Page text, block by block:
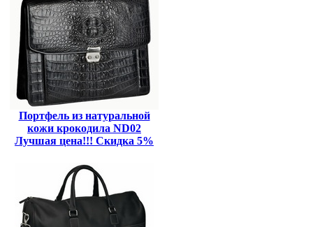
Портфель из натуральной
кожи крокодила ND02
Лучшая цена!!! Скидка 5%